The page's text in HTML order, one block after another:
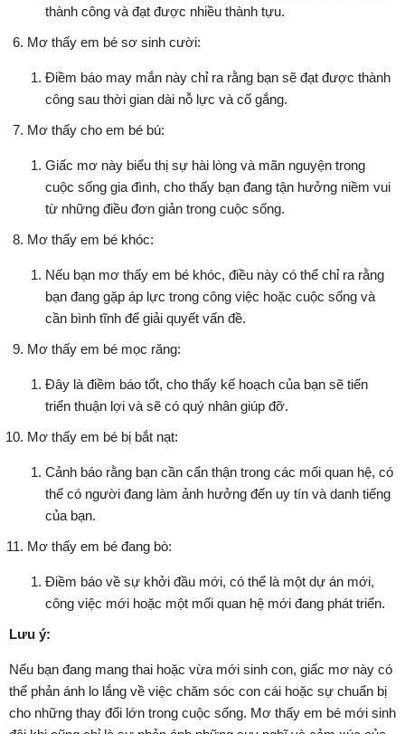
thành công và đạt được nhiều thành tựu.
Mơ thấy em bé sơ sinh cười:
Điềm báo may mắn này chỉ ra rằng bạn sẽ đạt được thành
công sau thời gian dài nỗ lực và cố gắng.
Mơ thấy cho em bé bú:
Giấc mơ này biểu thị sự hài lòng và mãn nguyện trong
cuộc sống gia đình, cho thấy bạn đang tận hưởng niềm vui
từ những điều đơn giản trong cuộc sống.
Mơ thấy em bé khóc:
Nếu bạn mơ thấy em bé khóc, điều này có thể chỉ ra rằng
bạn đang gặp áp lực trong công việc hoặc cuộc sống và
cần bình tĩnh để giải quyết vấn đề.
Mơ thấy em bé mọc răng:
Đây là điềm báo tốt, cho thấy kế hoạch của bạn sẽ tiến
triển thuận lợi và sẽ có quý nhân giúp đỡ.
Mơ thấy em bé bị bắt nạt:
Cảnh báo rằng bạn cần cẩn thận trong các mối quan hệ, có
thể có người đang làm ảnh hưởng đến uy tín và danh tiếng
của bạn.
Mơ thấy em bé đang bò:
Điềm báo về sự khởi đầu mới, có thể là một dự án mới,
công việc mới hoặc một mối quan hệ mới đang phát triển.
Lưu ý:
Nếu bạn đang mang thai hoặc vừa mới sinh con, giấc mơ này có
thể phản ánh lo lắng về việc chăm sóc con cái hoặc sự chuẩn bị
cho những thay đổi lớn trong cuộc sống. Mơ thấy em bé mới sinh